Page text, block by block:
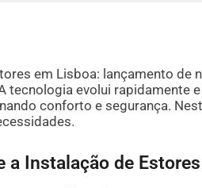
em Lisboa: lançamento de
tecnologia evolui rapidamente
conforto e segurança.
a Instalação de